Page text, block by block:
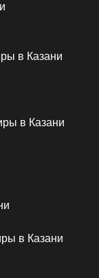
в Казани
в Казани
в Казани